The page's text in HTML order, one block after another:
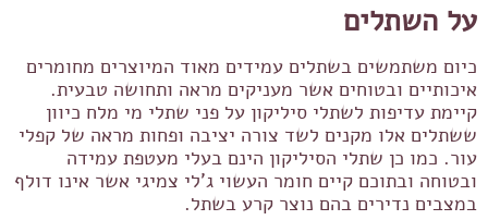
על השתלים
כיום משתמשים בשתלים עמידים מאוד המיוצרים מחומרים
איכותיים ובטוחים אשר מעניקים מראה ותחושה טבעית.
קיימת עדיפות לשתלי סיליקון על פני שתלי מי מלח כיוון
ששתלים אלו מקנים לשד צורה יציבה ופחות מראה של קפלי
עור. כמו כן שתלי הסיליקון הינם בעלי מעטפת עמידה
ובטוחה ובתוכם קיים חומר העשוי ג'לי צמיגי אשר אינו דולף
במצבים נדירים בהם נוצר קרע בשתל.